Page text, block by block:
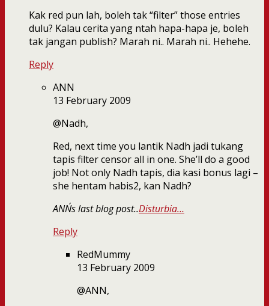
Kak red pun lah, boleh tak “filter” those entries
dulu? Kalau cerita yang ntah hapa-hapa je, boleh
tak jangan publish? Marah ni.. Marah ni.. Hehehe.
Reply
ANN
13 February 2009
@Nadh,
Red, next time you lantik Nadh jadi tukang
tapis filter censor all in one. She’ll do a good
job! Not only Nadh tapis, dia kasi bonus lagi –
she hentam habis2, kan Nadh?
ANN´s last blog post..Disturbia…
Reply
RedMummy
13 February 2009
@ANN,